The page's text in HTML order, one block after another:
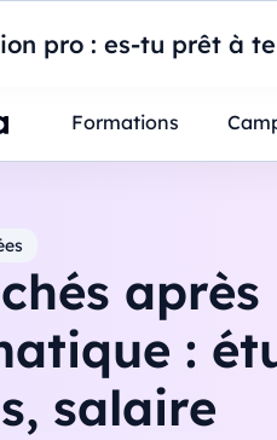
pro : es-tu prêt à
Introduction à
Étudiants Parents
Formations
après
:
salaire